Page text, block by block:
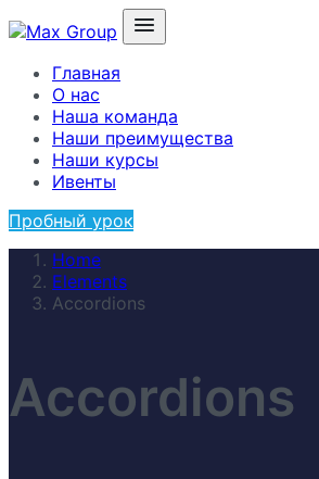
Главная
О нас
Наша команда
Наши преимущества
Наши курсы
Ивенты
Пробный урок
Home
Elements
Accordions
Accordions